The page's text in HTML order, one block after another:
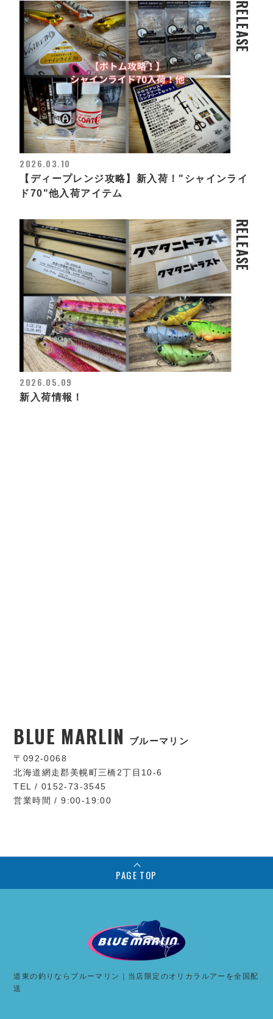
RELEASE
2026.03.10
【ディープレンジ攻略】新入荷！"シャインライ
ド70"他入荷アイテム
RELEASE
2026.05.09
新入荷情報！
BLUE MARLIN ブルーマリン
〒092-0068
北海道網走郡美幌町三橋2丁目10-6
TEL / 0152-73-3545
営業時間 / 9:00-19:00
PAGE TOP
道東の釣りならブルーマリン｜当店限定のオリカラルアーを全国配
送